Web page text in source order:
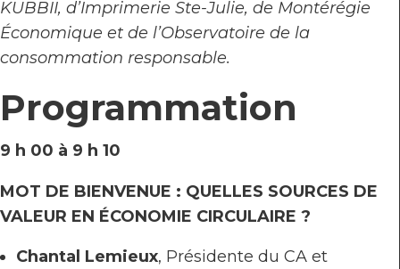
KUBBII, d’Imprimerie Ste-Julie, de Montérégie
Économique et de l’Observatoire de la
consommation responsable.
Programmation
9 h 00 à 9 h 10
MOT DE BIENVENUE : QUELLES SOURCES DE
VALEUR EN ÉCONOMIE CIRCULAIRE ?
Chantal Lemieux, Présidente du CA et